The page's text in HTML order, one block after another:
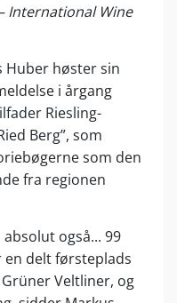
International Wine
Huber høster sin
i årgang
Riesling-
Berg”, som
som den
fra regionen
også... 99
en delt førsteplads
Veltliner, og